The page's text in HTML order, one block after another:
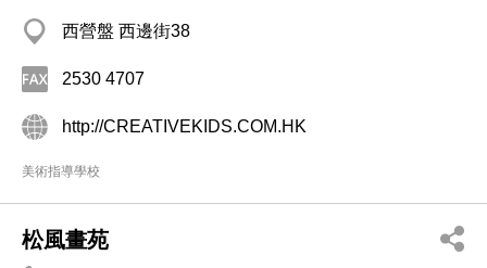
西營盤 西邊街38
2530 4707
http://CREATIVEKIDS.COM.HK
美術指導學校
松風畫苑